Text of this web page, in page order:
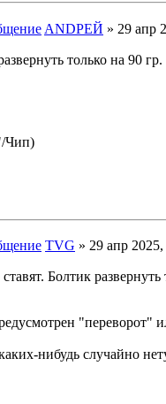
ANDРЕЙ » 29 апр
только на 90 гр.
Чип)
TVG » 29 апр
Болтик развернуть
"переворот"
нибудь случайно